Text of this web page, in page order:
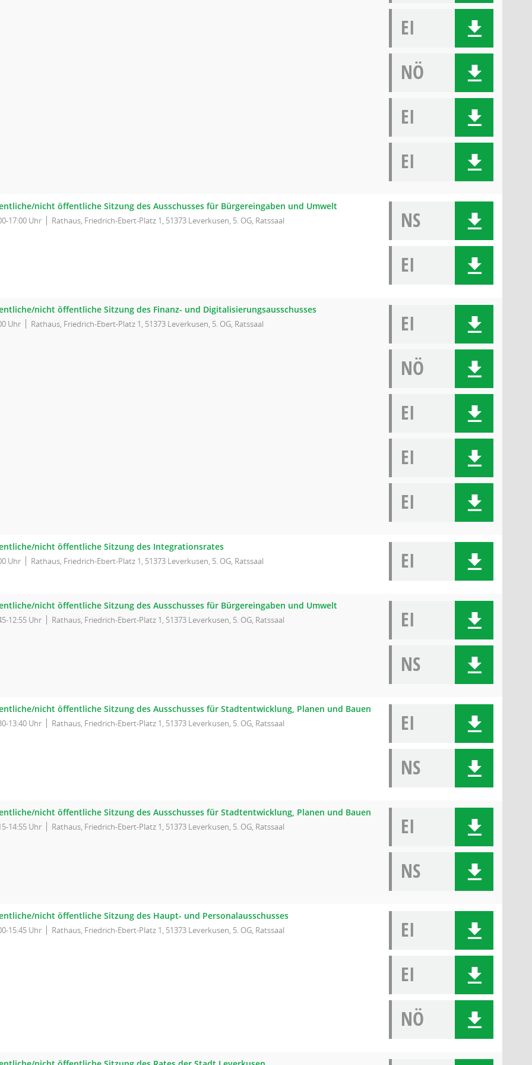
EI
NÖ
EI
EI
nicht öffentliche Sitzung des Ausschusses für Bürgereingaben und Umwelt
17:00 Uhr Rathaus, Friedrich-Ebert-Platz 1, 51373 Leverkusen, 5. OG, Ratssaal
NS
EI
nicht öffentliche Sitzung des Finanz- und Digitalisierungsausschusses
Uhr Rathaus, Friedrich-Ebert-Platz 1, 51373 Leverkusen, 5. OG, Ratssaal
EI
NÖ
EI
EI
EI
nicht öffentliche Sitzung des Integrationsrates
Uhr Rathaus, Friedrich-Ebert-Platz 1, 51373 Leverkusen, 5. OG, Ratssaal EI
nicht öffentliche Sitzung des Ausschusses für Bürgereingaben und Umwelt
12:55 Uhr Rathaus, Friedrich-Ebert-Platz 1, 51373 Leverkusen, 5. OG, Ratssaal
EI
NS
nicht öffentliche Sitzung des Ausschusses für Stadtentwicklung, Planen und Bauen
13:40 Uhr Rathaus, Friedrich-Ebert-Platz 1, 51373 Leverkusen, 5. OG, Ratssaal
EI
NS
nicht öffentliche Sitzung des Ausschusses für Stadtentwicklung, Planen und Bauen
14:55 Uhr Rathaus, Friedrich-Ebert-Platz 1, 51373 Leverkusen, 5. OG, Ratssaal
EI
NS
nicht öffentliche Sitzung des Haupt- und Personalausschusses
15:45 Uhr Rathaus, Friedrich-Ebert-Platz 1, 51373 Leverkusen, 5. OG, Ratssaal
EI
EI
NÖ